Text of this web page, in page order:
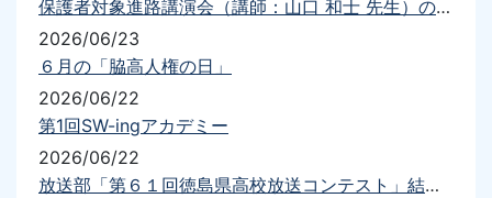
保護者対象進路講演会（講師：山口 和士 先生）の開催について
2026/06/23
６月の「脇高人権の日」
2026/06/22
第1回SW-ingアカデミー
2026/06/22
放送部「第６１回徳島県高校放送コンテスト」結果報告